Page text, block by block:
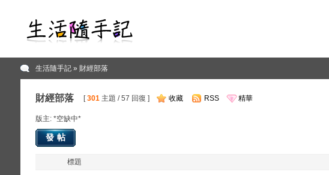
生活隨手記» 財經部落
財經部落 [301主題 / 57 回復 ] 收藏 RSS 精華
版主: *空缺中*
發帖
標題